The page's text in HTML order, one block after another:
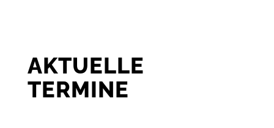
AKTUELLE
TERMINE